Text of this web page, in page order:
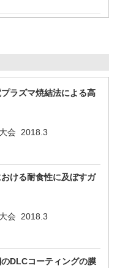
ラズマ焼結法による高
会 2018.3
ける耐食性に及ぼすガ
会 2018.3
DLCコーティングの膜